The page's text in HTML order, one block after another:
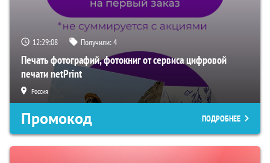
12:29:07 Получили:4
Печать фотографий, фотокниг от сервиса цифровой
печати netPrint
Россия
Промокод ПОДРОБНЕЕ